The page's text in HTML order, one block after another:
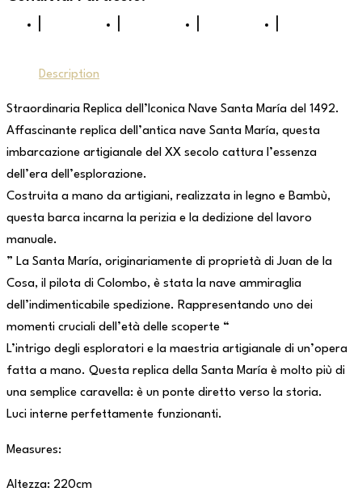
Description
Straordinaria Replica dell’Iconica Nave Santa María del 1492.
Affascinante replica dell’antica nave Santa María, questa
imbarcazione artigianale del XX secolo cattura l’essenza
dell’era dell’esplorazione.
Costruita a mano da artigiani, realizzata in legno e Bambù,
questa barca incarna la perizia e la dedizione del lavoro
manuale.
” La Santa María, originariamente di proprietà di Juan de la
Cosa, il pilota di Colombo, è stata la nave ammiraglia
dell’indimenticabile spedizione. Rappresentando uno dei
momenti cruciali dell’età delle scoperte “
L’intrigo degli esploratori e la maestria artigianale di un’opera
fatta a mano. Questa replica della Santa María è molto più di
una semplice caravella: è un ponte diretto verso la storia.
Luci interne perfettamente funzionanti.
Measures:
Altezza: 220cm